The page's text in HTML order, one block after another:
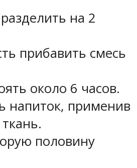
на 2
прибавить смесь
около 6 часов.
напиток, применив
половину